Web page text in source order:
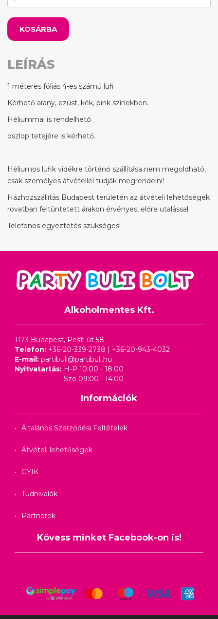
KOSÁRBA
LEÍRÁS
1 méteres fóliás 4-es számú lufi
Kérhető arany, ezüst, kék, pink színekben.
Héliummal is rendelhető
oszlop tetejére is kérhető.
Héliumos lufik vidékre történő szállítása nem megoldható,
csak személyes átvétellel tudják megrendelni!
Házhozszállítás Budapest területén az átvételi lehetőségek
rovatban feltüntetett árakon érvényes, előre utalással.
Telefonos egyeztetés szükséges!
Alkoholmentes Kft.
1173 Budapest, Pesti út 58
Telefon: +36-20-339-2738 | +36-20-943-4032
E-mail: partibuli@partibuli.hu
Nyitvatartás: H-P 10:00 - 18:00
Szo 09:00 - 14:00
Információk
Általános Szerződési Feltételek
Átvételi lehetőségek
GYIK
Tudnivalók
Partnerek
Kövess minket Facebook-on is!